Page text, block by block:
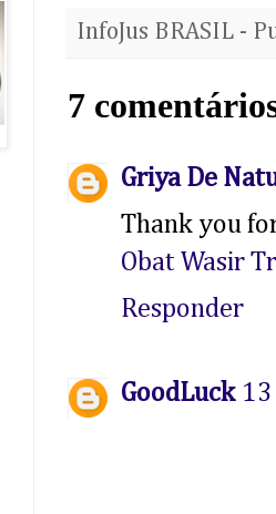
InfoJus BRASIL -
7
Griya De
Thank you
Obat Wasir
Responder
GoodLuck